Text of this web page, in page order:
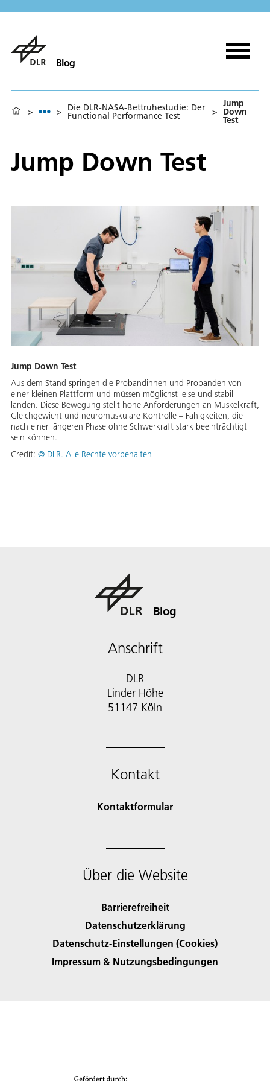
Blog
> > Die DLR-NASA-Bettruhestudie: Der
Functional Performance Test >
Jump
Down
Test
Jump Down Test
Jump Down Test
Aus dem Stand springen die Probandinnen und Probanden von
einer kleinen Plattform und müssen möglichst leise und stabil
landen. Diese Bewegung stellt hohe Anforderungen an Muskelkraft,
Gleichgewicht und neuromuskuläre Kontrolle – Fähigkeiten, die
nach einer längeren Phase ohne Schwerkraft stark beeinträchtigt
sein können.
Credit: © DLR. Alle Rechte vorbehalten
Blog
Anschrift
DLR
Linder Höhe
51147 Köln
Kontakt
Kontaktformular
Über die Website
Barrierefreiheit
Datenschutzerklärung
Datenschutz-Einstellungen (Cookies)
Impressum & Nutzungsbedingungen